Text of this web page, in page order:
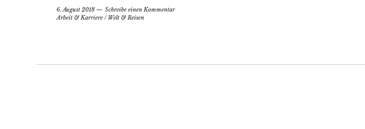
6. August 2018
Schreibe einen Kommentar
Arbeit & Karriere / Welt & Reisen